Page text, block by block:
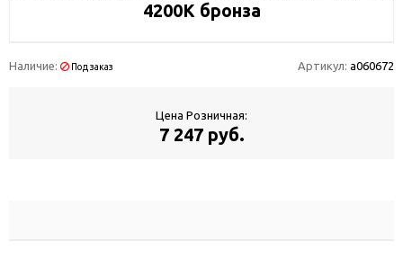
4200К бронза
Наличие: Под заказ Артикул: a060672
Цена Розничная:
7 247 руб.